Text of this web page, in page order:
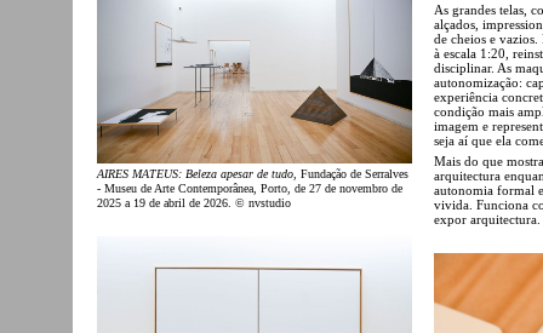
AIRES MATEUS: Beleza apesar de tudo , Fundação de Serralves
- Museu de Arte Contemporânea, Porto, de 27 de novembro de
2025 a 19 de abril de 2026. © nvstudio
As grandes telas,
alçados,
de cheios e
à escala 1:20,
disciplinar. As
autonomização:
experiência
condição mais
imagem e
seja aí que ela
Mais do que
arquitectura
autonomia formal
vivida. Funciona
expor arquitectura.